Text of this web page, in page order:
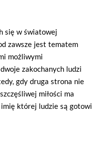
się w światowej
zawsze jest tematem
możliwymi
zakochanych ludzi
gdy druga strona nie
miłości ma
imię której ludzie są gotowi